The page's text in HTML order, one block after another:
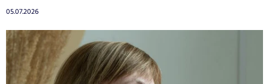
05.07.2026